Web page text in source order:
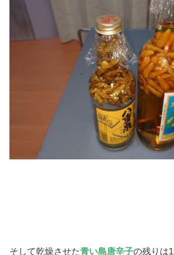
そして乾燥させた青い島唐辛子の残りは